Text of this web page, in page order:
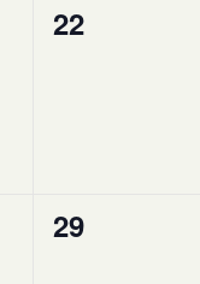
0
22
0
29